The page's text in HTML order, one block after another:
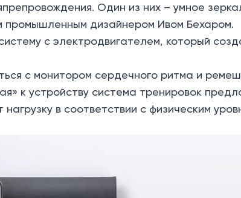
Один из них – умное
промышленным дизайнером Ивом Бехаром.
с электродвигателем, который
с монитором сердечного ритма и
к устройству система тренировок
в соответствии с физическим